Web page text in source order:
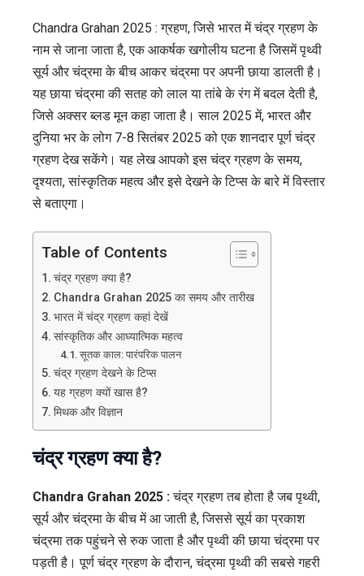
Grahan
2025
:
7-
सितंबर
पूर्ण
Chandra Grahan 2025 : ग्रहण, जिसे भारत में चंद्र ग्रहण के
नाम से जाना जाता है, एक आकर्षक खगोलीय घटना है जिसमें पृथ्वी
सूर्य और चंद्रमा के बीच आकर चंद्रमा पर अपनी छाया डालती है।
यह छाया चंद्रमा की सतह को लाल या तांबे के रंग में बदल देती है,
जिसे अक्सर ब्लड मून कहा जाता है। साल 2025 में, भारत और
दुनिया भर के लोग 7-8 सितंबर 2025 को एक शानदार पूर्ण चंद्र
ग्रहण देख सकेंगे। यह लेख आपको इस चंद्र ग्रहण के समय,
दृश्यता, सांस्कृतिक महत्व और इसे देखने के टिप्स के बारे में विस्तार
से बताएगा।
Table of Contents
चंद्र ग्रहण क्या है?
Chandra Grahan 2025 का समय और तारीख
भारत में चंद्र ग्रहण कहां देखें
सांस्कृतिक और आध्यात्मिक महत्व
सूतक काल: पारंपरिक पालन
चंद्र ग्रहण देखने के टिप्स
यह ग्रहण क्यों खास है?
मिथक और विज्ञान
चंद्र ग्रहण क्या है?
Chandra Grahan 2025 :चंद्र ग्रहण तब होता है जब पृथ्वी,
सूर्य और चंद्रमा के बीच में आ जाती है, जिससे सूर्य का प्रकाश
चंद्रमा तक पहुंचने से रुक जाता है और पृथ्वी की छाया चंद्रमा पर
पड़ती है। पूर्ण चंद्र ग्रहण के दौरान, चंद्रमा पृथ्वी की सबसे गहरी